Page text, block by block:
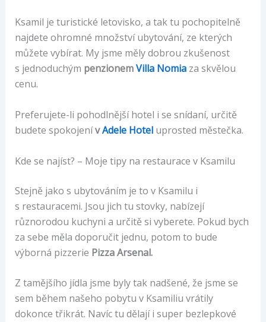
Ksamil je turistické letovisko, a tak tu pochopitelně
najdete ohromné množství ubytování, ze kterých
můžete vybírat. My jsme měly dobrou zkušenost
s jednoduchým penzionemVilla Nomia za skvělou
cenu.
Preferujete-li pohodlnější hotel i se snídaní, určitě
budete spokojenívAdele Hoteluprosted městečka.
Kde se najíst? – Moje tipy na restaurace v Ksamilu
Stejně jako s ubytováním je to v Ksamilu i
s restauracemi. Jsou jich tu stovky, nabízejí
různorodou kuchyni a určitě si vyberete. Pokud bych
za sebe měla doporučit jednu, potom to bude
výborná pizzerie Pizza Arsenal.
Z tamějšího jídla jsme byly tak nadšené, že jsme se
sem během našeho pobytu v Ksamiliu vrátily
dokonce třikrát. Navíc tu dělají i super bezlepkové